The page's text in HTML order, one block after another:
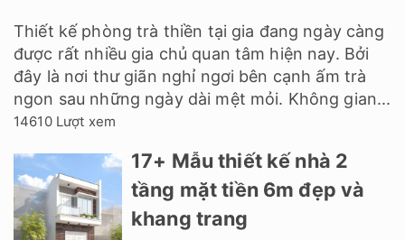
Thiết kế phòng trà thiền tại gia đang ngày càng
được rất nhiều gia chủ quan tâm hiện nay. Bởi
đây là nơi thư giãn nghỉ ngơi bên cạnh ấm trà
ngon sau những ngày dài mệt mỏi. Không gian...
14610 Lượt xem
17+ Mẫu thiết kế nhà 2
tầng mặt tiền 6m đẹp và
khang trang